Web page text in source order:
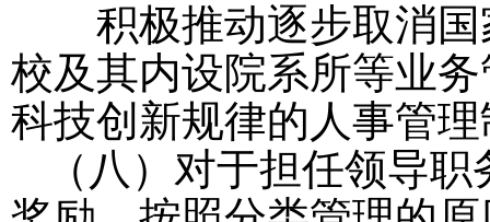
积极推动逐步取消国
校及其内设院系所等业
科技创新规律的人事管
（八）对于担任领导